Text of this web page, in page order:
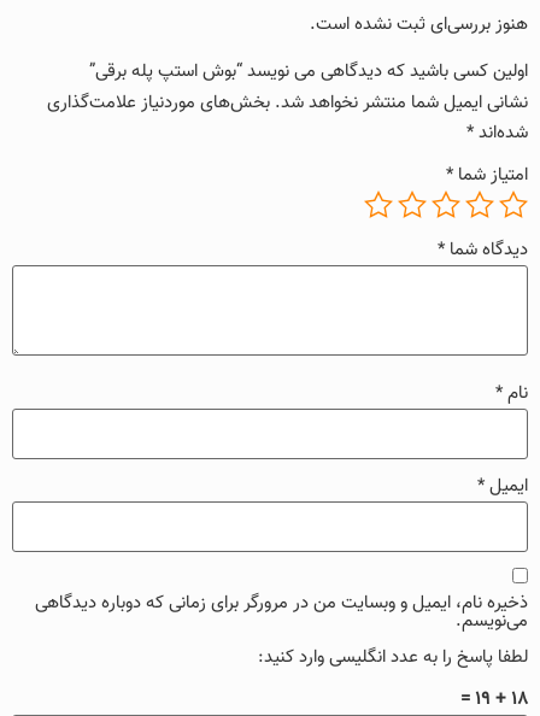
هنوز بررسی‌ای ثبت نشده است.
اولین کسی باشید که دیدگاهی می نویسد “بوش استپ پله برقی”
نشانی ایمیل شما منتشر نخواهد شد. بخش‌های موردنیاز علامت‌گذاری
شده‌اند*
امتیاز شما *
دیدگاه شما *
نام*
ایمیل*
ذخیره نام، ایمیل و وبسایت من در مرورگر برای زمانی که دوباره دیدگاهی
می‌نویسم.
لطفا پاسخ را به عدد انگلیسی وارد کنید:
18 + 19 =